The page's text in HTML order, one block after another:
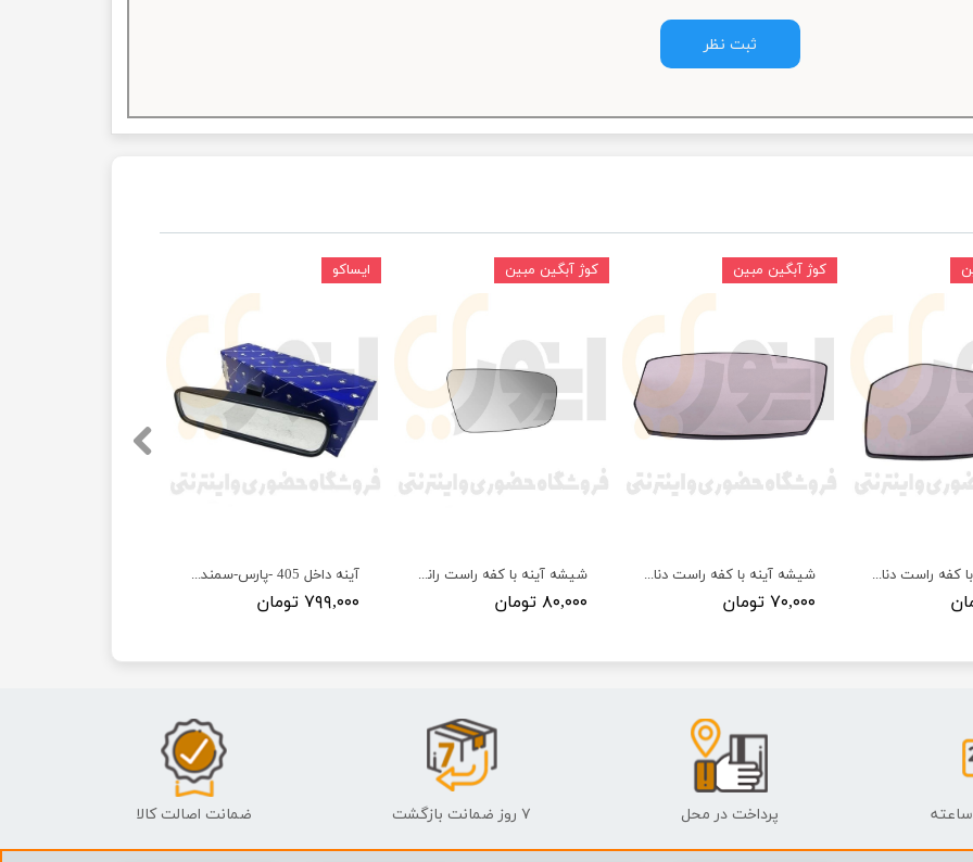
ثبت نظر
آینه داخل 405 -پارس-سمند-206 - ISACO - ایساکو آبی-گارانتی پلاس
۷۹۹,۰۰۰ تومان
ایساکو
شیشه آینه با کفه راست رانا پلاس (R) بدون گرمکن کوژ آبگین مبین
۸۰,۰۰۰ تومان
کوژ آبگین مبین
شیشه آینه با کفه راست دنا و سورن (R) بدون گرمکن کوژ آبگین مبین
۷۰,۰۰۰ تومان
کوژ آبگین مبین
شیشه آینه با کفه راست دنا پلاس (R) بدون گرمکن کوژ آبگین مبین
پرداخت در محل ۷ روز ضمانت بازگشت ضمانت اصالت کالا